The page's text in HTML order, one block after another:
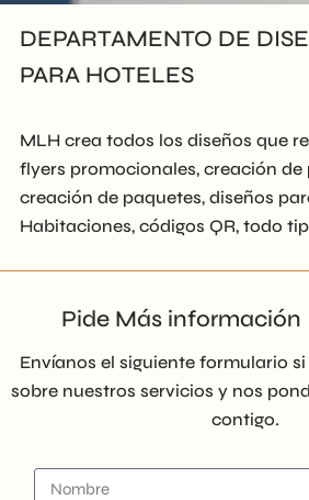
DEPARTAMENTO DE
PARA HOTELES
MLH crea todos los diseños que
flyers promocionales, creación de
creación de paquetes, diseños
Habitaciones, códigos QR, todo
Pide Más información
Envíanos el siguiente formulario
sobre nuestros servicios y nos
contigo.